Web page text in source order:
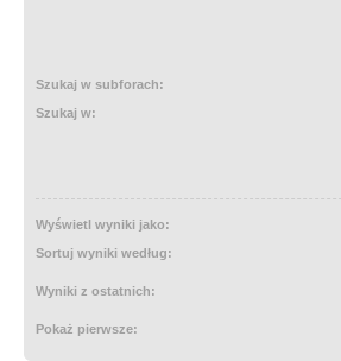
Szukaj w subforach:
Szukaj w:
Wyświetl wyniki jako:
Sortuj wyniki według:
Wyniki z ostatnich:
Pokaż pierwsze: